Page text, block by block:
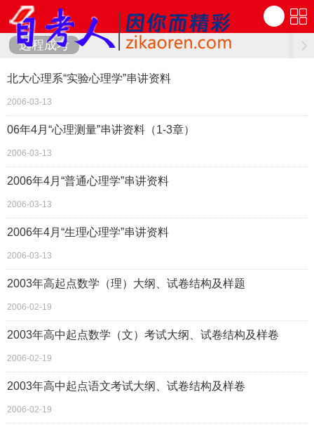
远程成考
北大心理系“实验心理学”串讲资料
2006-03-13
06年4月“心理测量”串讲资料（1-3章）
2006-03-13
2006年4月“普通心理学”串讲资料
2006-03-13
2006年4月“生理心理学”串讲资料
2006-03-13
2003年高起点数学（理）大纲、试卷结构及样题
2006-02-19
2003年高中起点数学（文）考试大纲、试卷结构及样卷
2006-02-19
2003年高中起点语文考试大纲、试卷结构及样卷
2006-02-19